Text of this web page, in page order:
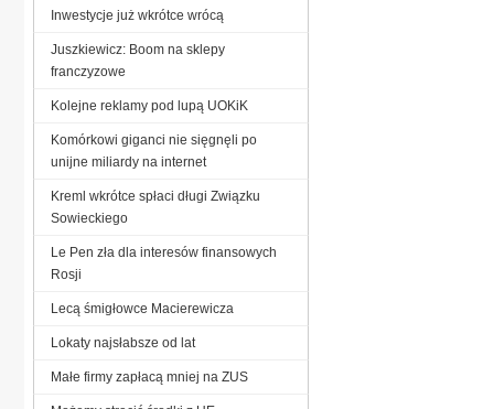
Inwestycje już wkrótce wrócą
Juszkiewicz: Boom na sklepy
franczyzowe
Kolejne reklamy pod lupą UOKiK
Komórkowi giganci nie sięgnęli po
unijne miliardy na internet
Kreml wkrótce spłaci długi Związku
Sowieckiego
Le Pen zła dla interesów finansowych
Rosji
Lecą śmigłowce Macierewicza
Lokaty najsłabsze od lat
Małe firmy zapłacą mniej na ZUS